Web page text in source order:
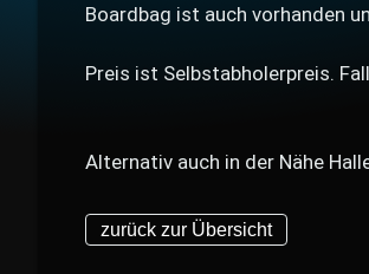
Boardbag ist auch vorhanden
Preis ist Selbstabholerpreis.
Alternativ auch in der Nähe
zurück zur Übersicht